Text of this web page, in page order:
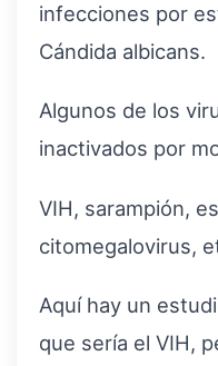
infecciones por
Cándida albicans.
Algunos de los
inactivados por
VIH, sarampión,
citomegalovirus,
Aquí hay un
que sería el VIH,